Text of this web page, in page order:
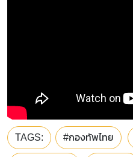
TAGS: #กองทัพไทย